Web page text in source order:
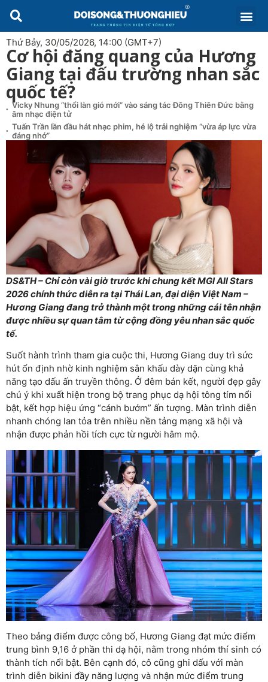
Thứ Bảy, 30/05/2026, 14:00 (GMT+7)
Cơ hội đăng quang của Hương
Giang tại đấu trường nhan sắc
quốc tế?
Vicky Nhung “thổi làn gió mới” vào sáng tác Đông Thiên Đức bằng
âm nhạc điện tử
Tuấn Trần lần đầu hát nhạc phim, hé lộ trải nghiệm “vừa áp lực vừa
đáng nhớ”
DS&TH – Chỉ còn vài giờ trước khi chung kết MGI All Stars
2026 chính thức diễn ra tại Thái Lan, đại diện Việt Nam –
Hương Giang đang trở thành một trong những cái tên nhận
được nhiều sự quan tâm từ cộng đồng yêu nhan sắc quốc
tế.
Suốt hành trình tham gia cuộc thi, Hương Giang duy trì sức
hút ổn định nhờ kinh nghiệm sân khấu dày dặn cùng khả
năng tạo dấu ấn truyền thông. Ở đêm bán kết, người đẹp gây
chú ý khi xuất hiện trong bộ trang phục dạ hội tông tím nổi
bật, kết hợp hiệu ứng “cánh bướm” ấn tượng. Màn trình diễn
nhanh chóng lan tỏa trên nhiều nền tảng mạng xã hội và
nhận được phản hồi tích cực từ người hâm mộ.
Theo bảng điểm được công bố, Hương Giang đạt mức điểm
trung bình 9,16 ở phần thi dạ hội, nằm trong nhóm thí sinh có
thành tích nổi bật. Bên cạnh đó, cô cũng ghi dấu với màn
trình diễn bikini đầy năng lượng và nhận mức điểm trung